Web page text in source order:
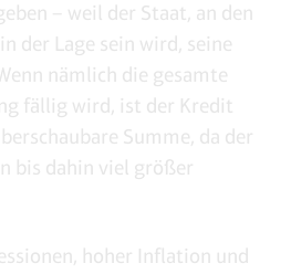
– weil der Staat, an den
der Lage sein wird, seine
nämlich die gesamte
fällig wird, ist der Kredit
Summe, da der
bis dahin viel größer
hoher Inflation und